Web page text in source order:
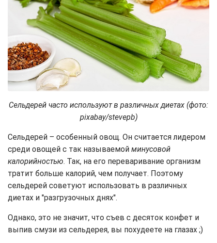
Сельдерей часто используют в различных диетах (фото:
pixabay/stevepb)
Сельдерей – особенный овощ. Он считается лидером
среди овощей с так называемой минусовой
калорийностью. Так, на его переваривание организм
тратит больше калорий, чем получает. Поэтому
сельдерей советуют использовать в различных
диетах и "разгрузочных днях".
Однако, это не значит, что съев с десяток конфет и
выпив смузи из сельдерея, вы похудеете на глазах ;)